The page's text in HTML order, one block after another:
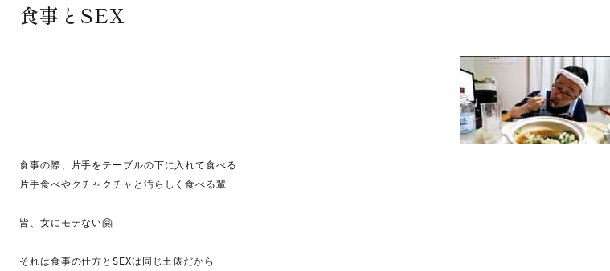
映像庫
お知らせ
食事とSEX
食事の際、片手をテーブルの下に入れて食べる
片手食べやクチャクチャと汚らしく食べる輩
皆、女にモテない🤗
それは食事の仕方とSEXは同じ土俵だから